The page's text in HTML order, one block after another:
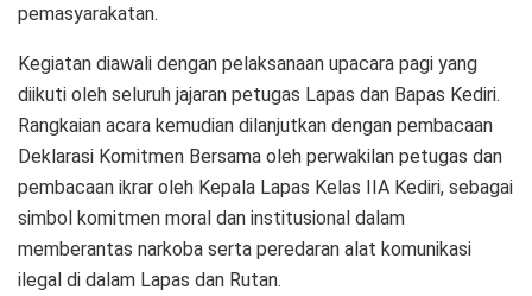
pemasyarakatan.
Kegiatan diawali dengan pelaksanaan upacara pagi yang
diikuti oleh seluruh jajaran petugas Lapas dan Bapas Kediri.
Rangkaian acara kemudian dilanjutkan dengan pembacaan
Deklarasi Komitmen Bersama oleh perwakilan petugas dan
pembacaan ikrar oleh Kepala Lapas Kelas IIA Kediri, sebagai
simbol komitmen moral dan institusional dalam
memberantas narkoba serta peredaran alat komunikasi
ilegal di dalam Lapas dan Rutan.